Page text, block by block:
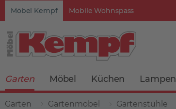
Möbel Kempf Mobile Wohnspass
Garten Möbel Küchen Lampen
Garten Gartenmöbel Gartenstühle